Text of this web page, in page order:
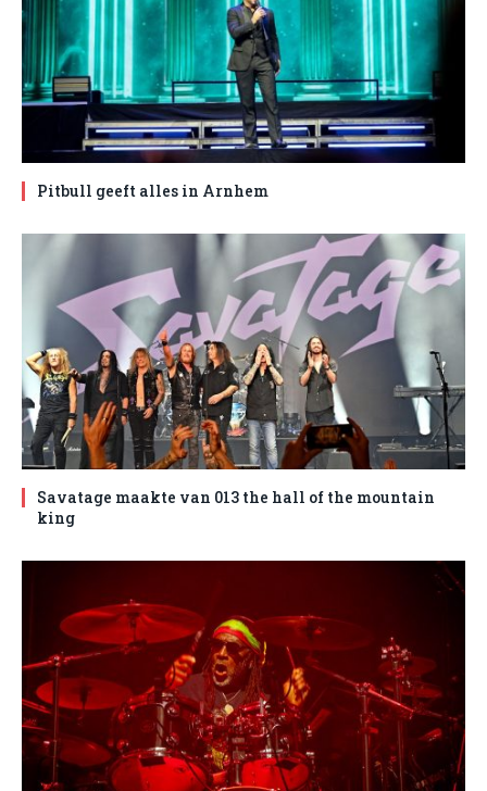
Pitbull geeft alles in Arnhem
Savatage maakte van 013 the hall of the mountain
king